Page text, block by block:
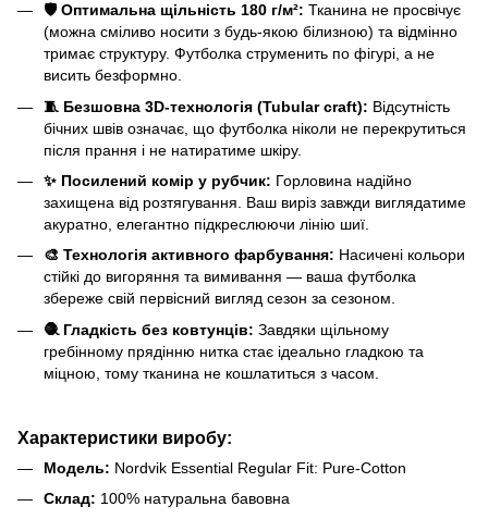
🛡️ Оптимальна щільність 180 г/м²: Тканина не просвічує
(можна сміливо носити з будь-якою білизною) та відмінно
тримає структуру. Футболка струменить по фігурі, а не
висить безформно.
🧵 Безшовна 3D-технологія (Tubular craft): Відсутність
бічних швів означає, що футболка ніколи не перекрутиться
після прання і не натиратиме шкіру.
✨ Посилений комір у рубчик: Горловина надійно
захищена від розтягування. Ваш виріз завжди виглядатиме
акуратно, елегантно підкреслюючи лінію шиї.
🎨 Технологія активного фарбування: Насичені кольори
стійкі до вигоряння та вимивання — ваша футболка
збереже свій первісний вигляд сезон за сезоном.
🧶 Гладкість без ковтунців: Завдяки щільному
гребінному прядінню нитка стає ідеально гладкою та
міцною, тому тканина не кошлатиться з часом.
Характеристики виробу:
Модель: Nordvik Essential Regular Fit: Pure-Cotton
Склад: 100% натуральна бавовна